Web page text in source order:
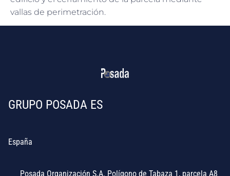
vallas de perimetración.
GRUPO POSADA ES
España
Posada Organización S.A. Polígono de Tabaza 1, parcela A8